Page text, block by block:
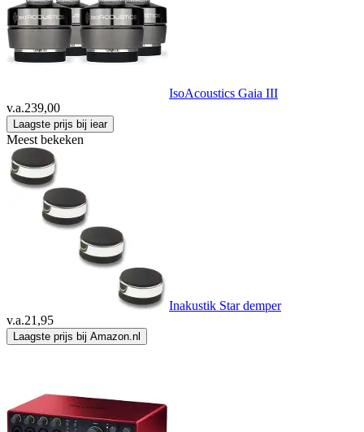
IsoAcoustics Gaia III
v.a.239,00
Laagste prijs bij iear
Meest bekeken
Inakustik Star demper
v.a.21,95
Laagste prijs bij Amazon.nl